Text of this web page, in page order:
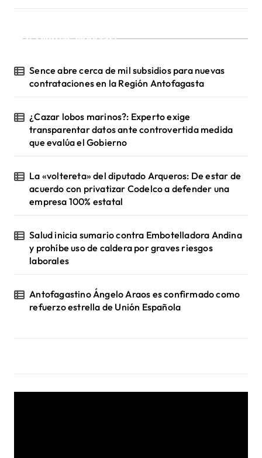
¡Ultimas Noticias!
Sence abre cerca de mil subsidios para nuevas
contrataciones en la Región Antofagasta
¿Cazar lobos marinos?: Experto exige
transparentar datos ante controvertida medida
que evalúa el Gobierno
La «voltereta» del diputado Arqueros: De estar de
acuerdo con privatizar Codelco a defender una
empresa 100% estatal
Salud inicia sumario contra Embotelladora Andina
y prohíbe uso de caldera por graves riesgos
laborales
Antofagastino Ángelo Araos es confirmado como
refuerzo estrella de Unión Española